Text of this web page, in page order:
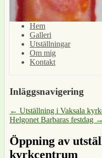
Hem
Galleri
Utställningar
Om mig
Kontakt
Inläggsnavigering
← Utställning i Vaksala
Helgonet Barbaras festdag →
Öppning av
kyrkcentrum